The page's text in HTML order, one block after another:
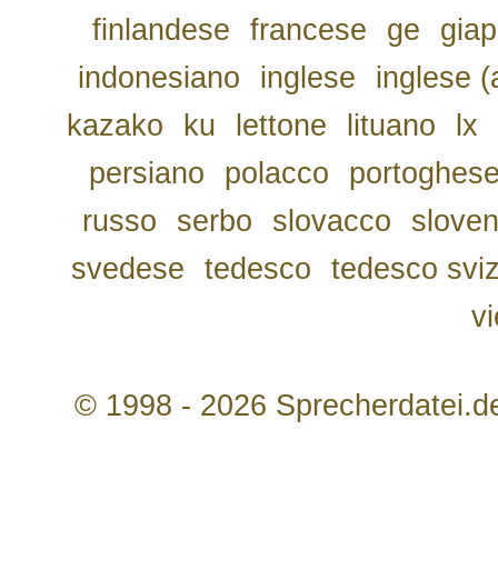
finlandese
francese ge
indonesiano
inglese
inglese
kazako
ku lettone lituano lx
persiano
polacco
russo
serbo slovacco
svedese
tedesco
tedesco
© 1998 - 2026